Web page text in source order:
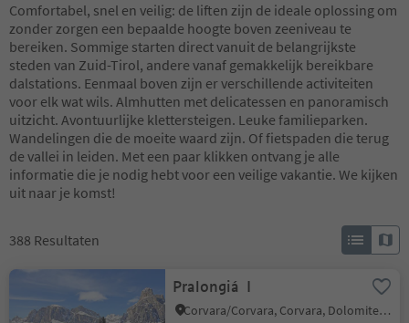
Comfortabel, snel en veilig: de liften zijn de ideale oplossing om
zonder zorgen een bepaalde hoogte boven zeeniveau te
bereiken. Sommige starten direct vanuit de belangrijkste
steden van Zuid-Tirol, andere vanaf gemakkelijk bereikbare
dalstations. Eenmaal boven zijn er verschillende activiteiten
voor elk wat wils. Almhutten met delicatessen en panoramisch
uitzicht. Avontuurlijke klettersteigen. Leuke familieparken.
Wandelingen die de moeite waard zijn. Of fietspaden die terug
de vallei in leiden. Met een paar klikken ontvang je alle
informatie die je nodig hebt voor een veilige vakantie. We kijken
uit naar je komst!
388 Resultaten
Pralongiá I
Corvara/Corvara, Corvara, Dolomites Region Alta Badia